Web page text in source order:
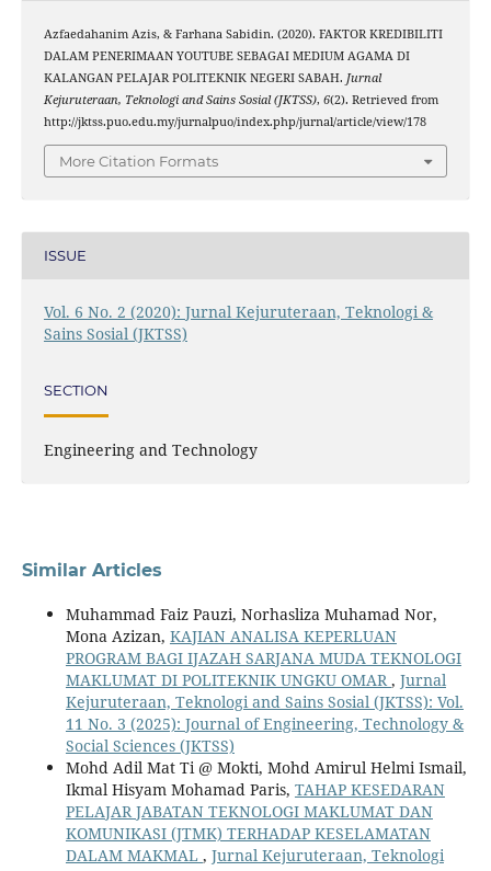
Azfaedahanim Azis, & Farhana Sabidin. (2020). FAKTOR KREDIBILITI
DALAM PENERIMAAN YOUTUBE SEBAGAI MEDIUM AGAMA DI
KALANGAN PELAJAR POLITEKNIK NEGERI SABAH. Jurnal
Kejuruteraan, Teknologi and Sains Sosial (JKTSS), 6(2). Retrieved from
http://jktss.puo.edu.my/jurnalpuo/index.php/jurnal/article/view/178
More Citation Formats
ISSUE
Vol. 6 No. 2 (2020): Jurnal Kejuruteraan, Teknologi &
Sains Sosial (JKTSS)
SECTION
Engineering and Technology
Similar Articles
Muhammad Faiz Pauzi, Norhasliza Muhamad Nor,
Mona Azizan, KAJIAN ANALISA KEPERLUAN
PROGRAM BAGI IJAZAH SARJANA MUDA TEKNOLOGI
MAKLUMAT DI POLITEKNIK UNGKU OMAR, Jurnal
Kejuruteraan, Teknologi and Sains Sosial (JKTSS): Vol.
11 No. 3 (2025): Journal of Engineering, Technology &
Social Sciences (JKTSS)
Mohd Adil Mat Ti @ Mokti, Mohd Amirul Helmi Ismail,
Ikmal Hisyam Mohamad Paris, TAHAP KESEDARAN
PELAJAR JABATAN TEKNOLOGI MAKLUMAT DAN
KOMUNIKASI (JTMK) TERHADAP KESELAMATAN
DALAM MAKMAL , Jurnal Kejuruteraan, Teknologi